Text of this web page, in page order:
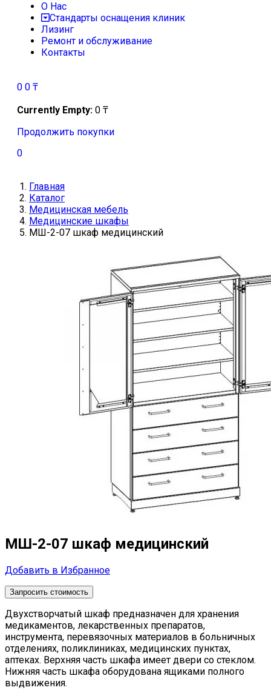
О Нас
Стандарты оснащения клиник
Лизинг
Ремонт и обслуживание
Контакты
0 0 ₸
Currently Empty: 0 ₸
Продолжить покупки
0
Главная
Каталог
Медицинская мебель
Медицинские шкафы
МШ-2-07 шкаф медицинский
МШ-2-07 шкаф медицинский
Добавить в Избранное
Запросить стоимость
Двухстворчатый шкаф предназначен для хранения
медикаментов, лекарственных препаратов,
инструмента, перевязочных материалов в больничных
отделениях, поликлиниках, медицинских пунктах,
аптеках. Верхняя часть шкафа имеет двери со стеклом.
Нижняя часть шкафа оборудована ящиками полного
выдвижения.